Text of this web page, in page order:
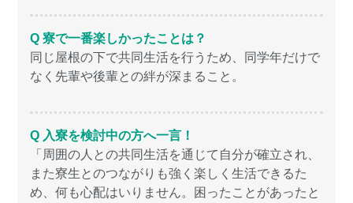
Q 寮で一番楽しかったことは？
同じ屋根の下で共同生活を行うため、同学年だけで
なく先輩や後輩との絆が深まること。
Q 入寮を検討中の方へ一言！
「周囲の人との共同生活を通じて自分が確立され、
また寮生とのつながりも強く楽しく生活できるた
め、何も心配はいりません。困ったことがあったと